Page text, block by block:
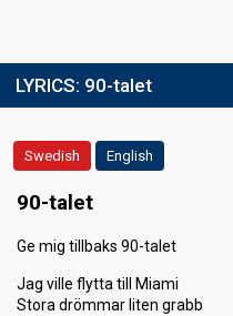
LYRICS: 90-talet
Swedish English
90-talet
Ge mig tillbaks 90-talet
Jag ville flytta till Miami
Stora drömmar liten grabb